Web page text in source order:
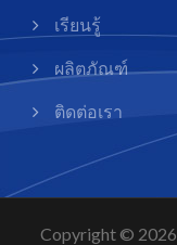
เรียนรู้
ผลิตภัณฑ์
ติดต่อเรา
Copyright © 2026